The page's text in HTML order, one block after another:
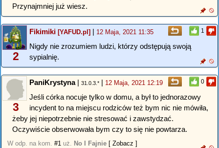
Przynajmniej już wiesz.
1
2
Fikimiki [YAFUD.pl] | 12 Maja, 2021 11:35
Nigdy nie zrozumiem ludzi, którzy odstępują swoją
sypialnię.
0
3
PaniKrystyna| 31.0.3.* | 12 Maja, 2021 12:19
Jeśli córka nocuje tylko w domu, a był to jednorazowy
incydent to na miejscu rodziców też bym nic nie mówiła,
żeby jej niepotrzebnie nie stresować i zawstydzać.
Oczywiście obserwowała bym czy to się nie powtarza.
W odp. na kom. #1 uż. No I Fajnie [ Zobacz ]